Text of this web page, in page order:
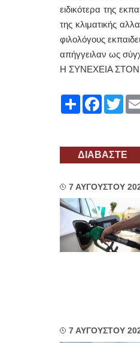
ειδικότερα της
της κλιματικής
φιλολόγους
απήγγειλαν ως
Η ΣΥΝΕΧΕΙΑ
Share
ΔΙΑΒΑΣΤΕ
7 ΑΥΓΟΥΣΤΟΥ
7 ΑΥΓΟΥΣΤΟΥ